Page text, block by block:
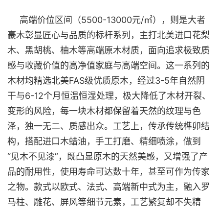
高端价位区间（5500-13000元/㎡），则是大者
豪木彰显匠心与品质的标杆系列，主打北美进口花梨
木、黑胡桃、柚木等高端原木材质，面向追求极致质
感与收藏价值的高净值家庭与高端空间。这一系列的
木材均精选北美FAS级优质原木，经过3-5年自然阴
干与6-12个月恒温恒湿处理，极大降低了木材开裂、
变形的风险，每一块木材都保留着天然的纹理与色
泽，独一无二、质感出众。工艺上，传承传统榫卯结
构，搭配进口木蜡油，手工打磨、精细喷涂，做到
“见木不见漆”，既凸显原木的天然美感，又增强了产
品的耐用性，使用寿命可达数十年，甚至可作为传家
之物。款式以欧式、法式、高端新中式为主，融入罗
马柱、雕花、屏风等细节元素，工艺繁复却不失精